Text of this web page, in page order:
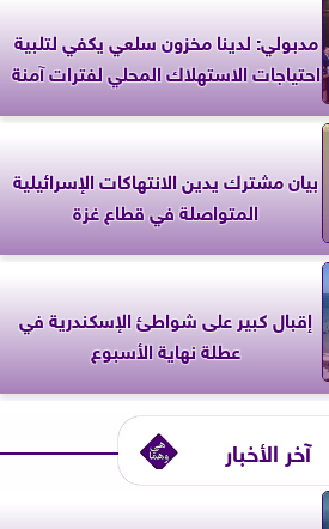
مدبولي: لدينا مخزون سلعي يكفي لتلبية
احتياجات الاستهلاك المحلي لفترات آمنة
بيان مشترك يدين الانتهاكات الإسرائيلية
المتواصلة في قطاع غزة
إقبال كبير على شواطئ الإسكندرية في
عطلة نهاية الأسبوع
آخر الأخبار